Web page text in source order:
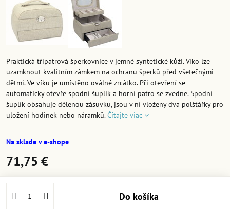
Praktická třípatrová šperkovnice v jemné syntetické kůži. Víko lze
uzamknout kvalitním zámkem na ochranu šperků před všetečnými
dětmi. Ve víku je umístěno oválné zrcátko. Při otevření se
automaticky otevře spodní šuplík a horní patro se zvedne. Spodní
šuplík obsahuje dělenou zásuvku, jsou v ní vloženy dva polštářky pro
uložení hodinek nebo náramků.Čítajte viac
Na sklade v e-shope
71,75 €
Do košíka